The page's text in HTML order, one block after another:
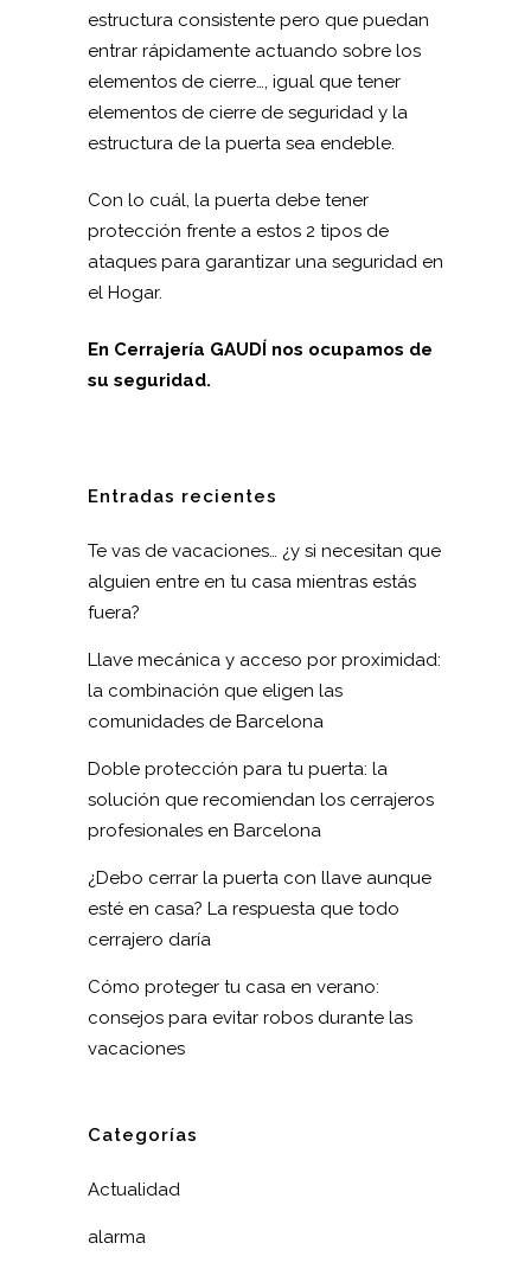
estructura consistente pero que puedan
entrar rápidamente actuando sobre los
elementos de cierre…, igual que tener
elementos de cierre de seguridad y la
estructura de la puerta sea endeble.
Con lo cuál, la puerta debe tener
protección frente a estos 2 tipos de
ataques para garantizar una seguridad en
el Hogar.
En Cerrajería GAUDÍ nos ocupamos de
su seguridad.
Entradas recientes
Te vas de vacaciones… ¿y si necesitan que
alguien entre en tu casa mientras estás
fuera?
Llave mecánica y acceso por proximidad:
la combinación que eligen las
comunidades de Barcelona
Doble protección para tu puerta: la
solución que recomiendan los cerrajeros
profesionales en Barcelona
¿Debo cerrar la puerta con llave aunque
esté en casa? La respuesta que todo
cerrajero daría
Cómo proteger tu casa en verano:
consejos para evitar robos durante las
vacaciones
Categorías
Actualidad
alarma